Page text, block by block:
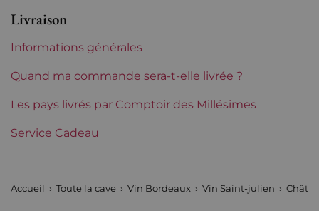
Châteaux de Bordeaux Lagrange
Livraison
Informations générales
Quand ma commande sera-t-elle livrée ?
Les pays livrés par Comptoir des Millésimes
Service Cadeau
Accueil Toute la cave Vin Bordeaux Vin Saint-julien